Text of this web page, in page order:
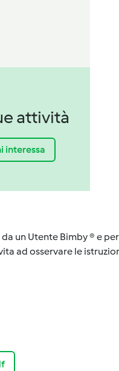
attività
interessa
un Utente Bimby ® e
ad osservare le